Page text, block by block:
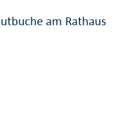
am Rathaus